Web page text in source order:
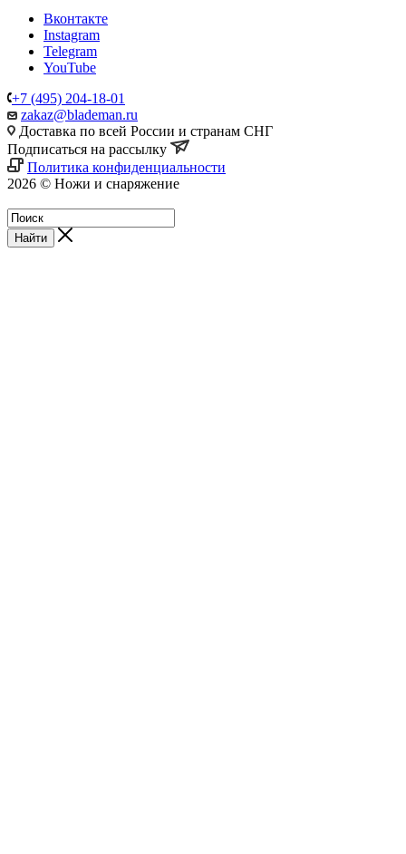
Вконтакте
Instagram
Telegram
YouTube
+7 (495) 204-18-01
zakaz@blademan.ru
Доставка по всей России и странам СНГ
Подписаться на рассылку
Политика конфиденциальности
2026 © Ножи и снаряжение
Найти